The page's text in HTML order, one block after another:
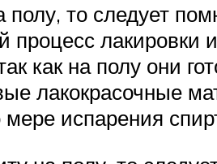
то следует
процесс лакировки
как на полу они
лакокрасочные
испарения